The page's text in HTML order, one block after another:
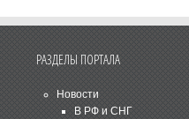
РАЗДЕЛЫ ПОРТАЛА
Новости
В РФ и СНГ